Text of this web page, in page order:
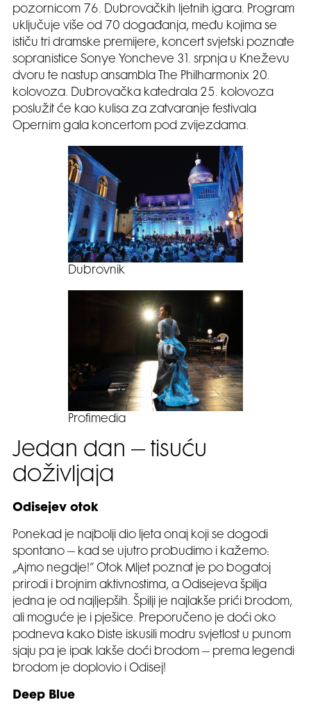
pozornicom 76. Dubrovačkih ljetnih igara. Program
uključuje više od 70 događanja, među kojima se
ističu tri dramske premijere, koncert svjetski poznate
sopranistice Sonye Yoncheve 31. srpnja u Kneževu
dvoru te nastup ansambla The Philharmonix 20.
kolovoza. Dubrovačka katedrala 25. kolovoza
poslužit će kao kulisa za zatvaranje festivala
Opernim gala koncertom pod zvijezdama.
Dubrovnik
Profimedia
Jedan dan – tisuću
doživljaja
Odisejev otok
Ponekad je najbolji dio ljeta onaj koji se dogodi
spontano – kad se ujutro probudimo i kažemo:
„Ajmo negdje!“ Otok Mljet poznat je po bogatoj
prirodi i brojnim aktivnostima, a Odisejeva špilja
jedna je od najljepših. Špilji je najlakše prići brodom,
ali moguće je i pješice. Preporučeno je doći oko
podneva kako biste iskusili modru svjetlost u punom
sjaju pa je ipak lakše doći brodom – prema legendi
brodom je doplovio i Odisej!
Deep Blue